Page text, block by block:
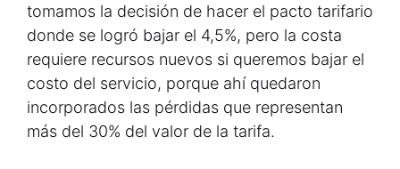
tomamos la decisión de hacer el pacto tarifario
donde se logró bajar el 4,5%, pero la costa
requiere recursos nuevos si queremos bajar el
costo del servicio, porque ahí quedaron
incorporados las pérdidas que representan
más del 30% del valor de la tarifa.